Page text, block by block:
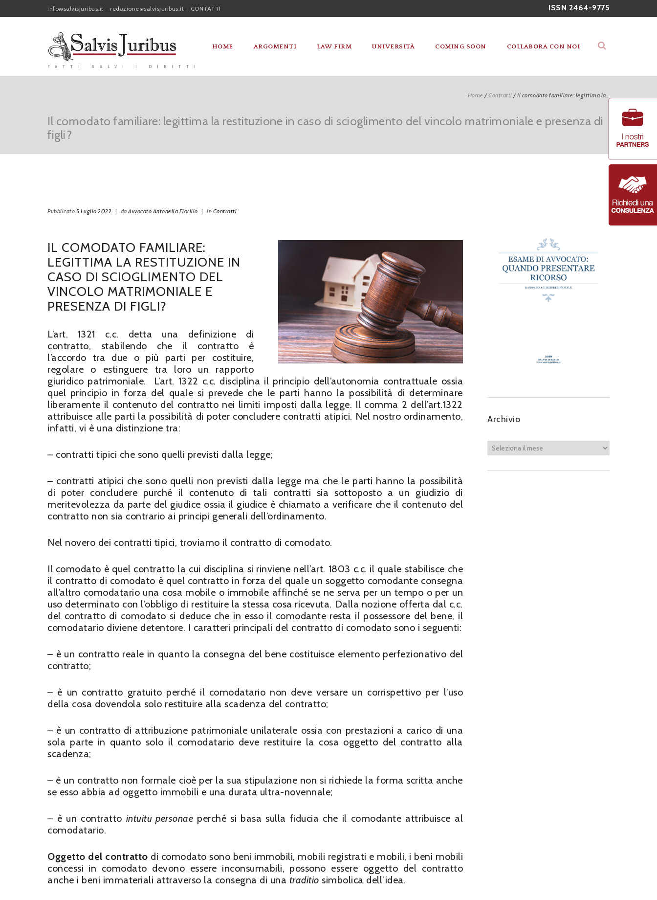
ISSN 2464-9775
info@salvisjuribus.it - redazione@salvisjuribus.it - CONTATTI
FATTI SALVI I DIRITTI
HOME ARGOMENTI LAW FIRM UNIVERSITÀ COMING SOON COLLABORA CON NOI
Home /Contratti /Il comodato familiare: legittima la...
Il comodato familiare: legittima la restituzione in caso di scioglimento del vincolo matrimoniale e presenza di
figli?
Pubblicato 5 Luglio 2022 | daAvvocato Antonella Fiorillo | in Contratti
IL COMODATO FAMILIARE:
LEGITTIMA LA RESTITUZIONE IN
CASO DI SCIOGLIMENTO DEL
VINCOLO MATRIMONIALE E
PRESENZA DI FIGLI?
L’art. 1321 c.c. detta una definizione di
contratto, stabilendo che il contratto è
l’accordo tra due o più parti per costituire,
regolare o estinguere tra loro un rapporto
giuridico patrimoniale. L’art. 1322 c.c. disciplina il principio dell’autonomia contrattuale ossia
quel principio in forza del quale si prevede che le parti hanno la possibilità di determinare
liberamente il contenuto del contratto nei limiti imposti dalla legge. Il comma 2 dell’art.1322
attribuisce alle parti la possibilità di poter concludere contratti atipici. Nel nostro ordinamento,
infatti, vi è una distinzione tra:
– contratti tipici che sono quelli previsti dalla legge;
– contratti atipici che sono quelli non previsti dalla legge ma che le parti hanno la possibilità
di poter concludere purché il contenuto di tali contratti sia sottoposto a un giudizio di
meritevolezza da parte del giudice ossia il giudice è chiamato a verificare che il contenuto del
contratto non sia contrario ai principi generali dell’ordinamento.
Nel novero dei contratti tipici, troviamo il contratto di comodato.
Il comodato è quel contratto la cui disciplina si rinviene nell’art. 1803 c.c. il quale stabilisce che
il contratto di comodato è quel contratto in forza del quale un soggetto comodante consegna
all’altro comodatario una cosa mobile o immobile affinché se ne serva per un tempo o per un
uso determinato con l’obbligo di restituire la stessa cosa ricevuta. Dalla nozione offerta dal c.c.
del contratto di comodato si deduce che in esso il comodante resta il possessore del bene, il
comodatario diviene detentore. I caratteri principali del contratto di comodato sono i seguenti:
– è un contratto reale in quanto la consegna del bene costituisce elemento perfezionativo del
contratto;
– è un contratto gratuito perché il comodatario non deve versare un corrispettivo per l’uso
della cosa dovendola solo restituire alla scadenza del contratto;
– è un contratto di attribuzione patrimoniale unilaterale ossia con prestazioni a carico di una
sola parte in quanto solo il comodatario deve restituire la cosa oggetto del contratto alla
scadenza;
– è un contratto non formale cioè per la sua stipulazione non si richiede la forma scritta anche
se esso abbia ad oggetto immobili e una durata ultra-novennale;
– è un contratto intuitu personae perché si basa sulla fiducia che il comodante attribuisce al
comodatario.
Oggetto del contratto di comodato sono beni immobili, mobili registrati e mobili, i beni mobili
concessi in comodato devono essere inconsumabili, possono essere oggetto del contratto
anche i beni immateriali attraverso la consegna di una traditio simbolica dell’idea.
Archivio